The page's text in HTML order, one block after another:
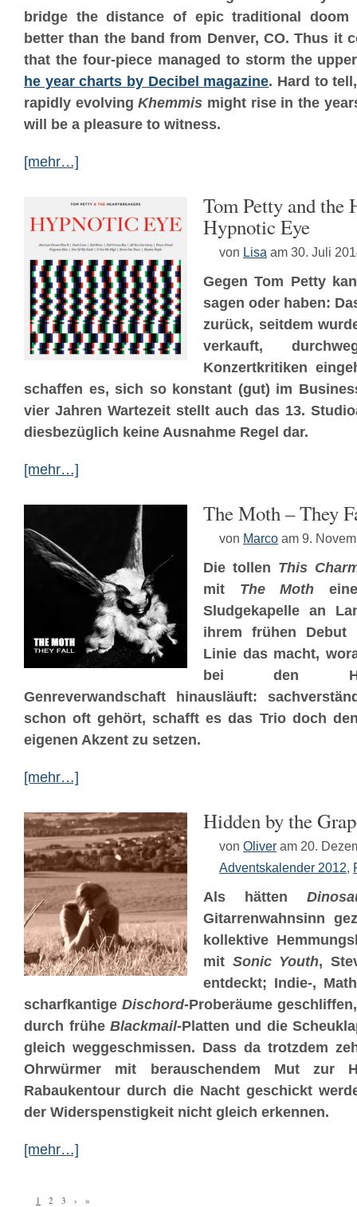
bridge the distance of epic traditional doom
better than the band from Denver, CO. Thus it
that the four-piece managed to storm the
he year charts by Decibel magazine. Hard to
rapidly evolvingKhemmis might rise in the
will be a pleasure to witness.
[mehr…]
Tom Petty and the
Hypnotic Eye
von Lisa am 30. Juli
Gegen Tom Petty
sagen oder haben:
zurück, seitdem
verkauft,
Konzertkritiken
schaffen es, sich so konstant (gut) im
vier Jahren Wartezeit stellt auch das 13.
diesbezüglich keine Ausnahme Regel dar.
[mehr…]
The Moth – They
von Marco am 9.
Die tollen This
mit The Moth
Sludgekapelle an
ihrem frühen Debut
Linie das macht,
bei den
Genreverwandschaft hinausläuft:
schon oft gehört, schafft es das Trio doch
eigenen Akzent zu setzen.
[mehr…]
Hidden by the
von Oliver am 20.
Adventskalender 2012,
Als hätten
Gitarrenwahnsinn
kollektive
mit Sonic Youth,
entdeckt; Indie-,
scharfkantige Dischord-Proberäume
durch früheBlackmail-Platten und die
gleich weggeschmissen. Dass da trotzdem
Ohrwürmer mit berauschendem Mut zur
Rabaukentour durch die Nacht geschickt
der Widerspenstigkeit nicht gleich erkennen.
[mehr…]
1 2 3 › »